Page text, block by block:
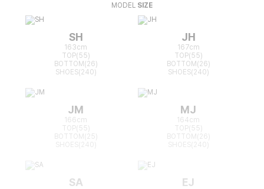
MODEL SIZE
SH
163cm
TOP(55)
BOTTOM(26)
SHOES(240)
JH
167cm
TOP(55)
BOTTOM(26)
SHOES(240)
JM
166cm
TOP(55)
BOTTOM(25)
MJ
164cm
TOP(55)
BOTTOM(26)
SA EJ